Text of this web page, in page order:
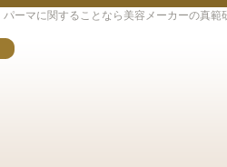
パーマに関することなら美容メーカーの真範